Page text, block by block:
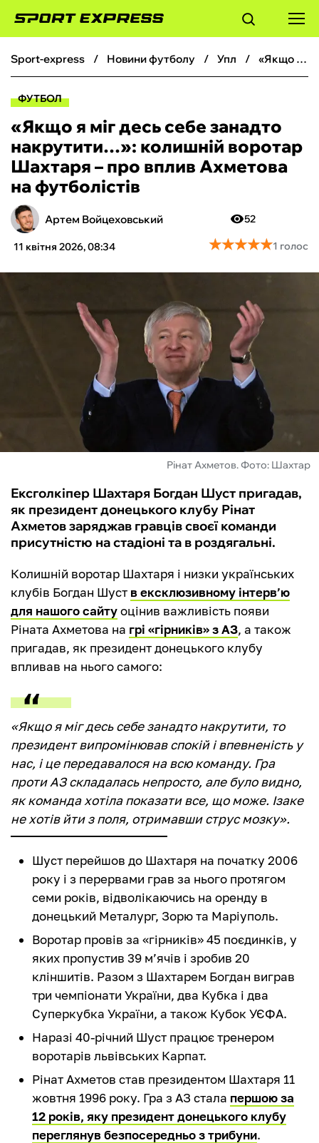
ФУТБОЛ
БОКС
ХОКЕЙ
ТЕНІС
КІБЕРСПОРТ
БУКМЕКЕРИ
sport-express новини футболу упл «Якщо я міг десь себе занадто накрутити…»: колишній воротар Шахтаря – про вплив Ахметова на футболістів
ФУТБОЛ
«Якщо я міг десь себе занадто
накрутити…»: колишній воротар
Шахтаря – про вплив Ахметова
на футболістів
Артем Войцеховський
11 квітня 2026, 08:34
52
★★★★★
★★★★★1 голос
Рінат Ахметов. Фото: Шахтар
Ексголкіпер Шахтаря Богдан Шуст пригадав,
як президент донецького клубу Рінат
Ахметов заряджав гравців своєї команди
присутністю на стадіоні та в роздягальні.
Колишній воротар Шахтаря і низки українських
клубів Богдан Шуст в ексклюзивному інтерв’ю
для нашого сайтуоцінив важливість появи
Ріната Ахметова на грі «гірників» з АЗ, а також
пригадав, як президент донецького клубу
впливав на нього самого:
«Якщо я міг десь себе занадто накрутити, то
президент випромінював спокій і впевненість у
нас, і це передавалося на всю команду. Гра
проти АЗ складалась непросто, але було видно,
як команда хотіла показати все, що може. Ізаке
не хотів йти з поля, отримавши струс мозку».
Шуст перейшов до Шахтаря на початку 2006
року і з перервами грав за нього протягом
семи років, відволікаючись на оренду в
донецький Металург, Зорю та Маріуполь.
Воротар провів за «гірників» 45 поєдинків, у
яких пропустив 39 м’ячів і зробив 20
кліншитів. Разом з Шахтарем Богдан виграв
три чемпіонати України, два Кубка і два
Суперкубка України, а також Кубок УЄФА.
Наразі 40-річний Шуст працює тренером
воротарів львівських Карпат.
Рінат Ахметов став президентом Шахтаря 11
жовтня 1996 року. Гра з АЗ стала першою за
12 років, яку президент донецького клубу
переглянув безпосередньо з трибуни.